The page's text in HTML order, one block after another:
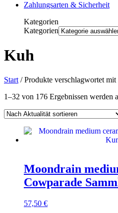
Zahlungsarten & Sicherheit
Kategorien
Kategorien
Kuh
Start / Produkte verschlagwortet mit
1–32 von 176 Ergebnissen werden
Moondrain
Cowparade
57,50 €